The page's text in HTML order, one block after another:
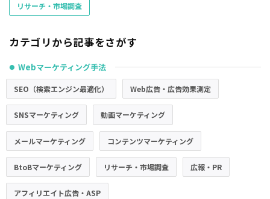
リサーチ・市場調査
カテゴリから記事をさがす
● Webマーケティング手法
SEO（検索エンジン最適化） Web広告・広告効果測定
SNSマーケティング 動画マーケティング
メールマーケティング コンテンツマーケティング
BtoBマーケティング リサーチ・市場調査 広報・PR
アフィリエイト広告・ASP